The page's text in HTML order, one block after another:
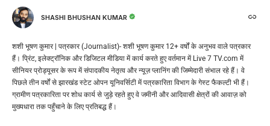
SHASHI BHUSHAN KUMAR
शशी भूषण कुमार | पत्रकार (Journalist)- शशी भूषण कुमार 12+ वर्षों के अनुभव वाले पत्रकार
हैं। प्रिंट, इलेक्ट्रॉनिक और डिजिटल मीडिया में कार्य करते हुए वर्तमान में Live 7 TV.com में
सीनियर प्रोड्यूसर के रूप में संपादकीय नेतृत्व और न्यूज़ प्लानिंग की जिम्मेदारी संभाल रहे हैं। वे
पिछले तीन वर्षों से झारखंड स्टेट ओपन यूनिवर्सिटी में पत्रकारिता विभाग के गेस्ट फैकल्टी भी हैं।
ग्रामीण पत्रकारिता पर शोध कार्य से जुड़े रहते हुए वे जमीनी और आदिवासी क्षेत्रों की आवाज़ को
मुख्यधारा तक पहुँचाने के लिए प्रतिबद्ध हैं।